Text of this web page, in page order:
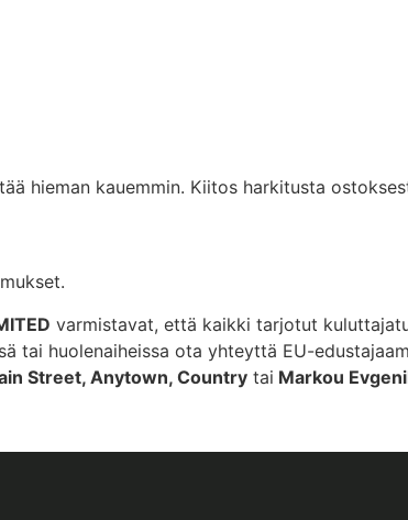
hieman kauemmin. Kiitos harkitusta
varmistavat, että kaikki tarjotut
tai huolenaiheissa ota yhteyttä EU-
Street, Anytown, Country tai Markou